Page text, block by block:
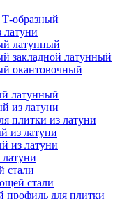
образный
латуни
латунный
закладной латунный
окантовочный
латунный
из латуни
плитки из латуни
из латуни
из латуни
стали
стали
профиль для плитки